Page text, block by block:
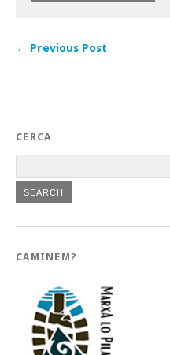
← Previous Post
CERCA
CAMINEM?